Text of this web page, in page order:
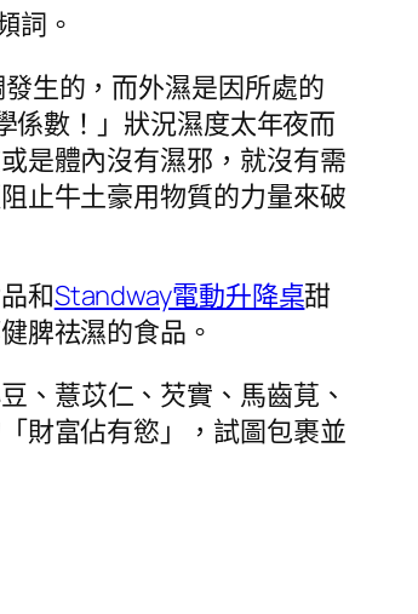
詞。
生的，而外濕是因所處的
係數！」狀況濕度太年夜而
是體內沒有濕邪，就沒有需
止牛土豪用物質的力量來破
和Standway電動升降桌甜
脾祛濕的食品。
、薏苡仁、芡實、馬齒莧、
財富佔有慾」，試圖包裹並